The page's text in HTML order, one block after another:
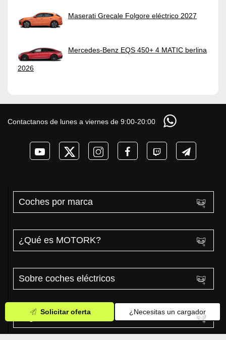
Solicitar oferta ¿Necesitas un cargador
Maserati Grecale Folgore eléctrico 2027
Mercedes-Benz EQS 450+ 4 MATIC berlina
2026
Contactanos de lunes a viernes de 9:00-20:00
Coches por marca
¿Qué es MOTORK?
Sobre coches eléctricos
Legal